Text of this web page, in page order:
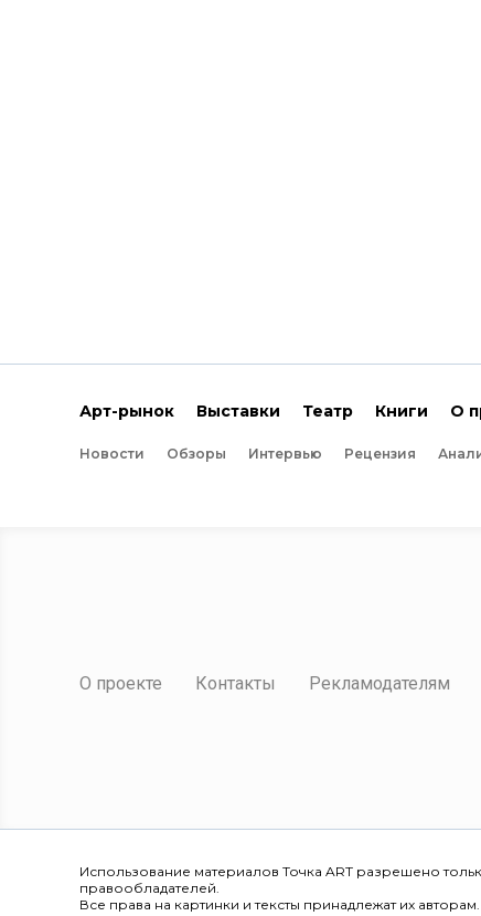
Арт-рынок Выставки Театр Книги О
Новости Обзоры Интервью Рецензия
О проекте Контакты Рекламодателям
Использование материалов Точка ART разрешено
правообладателей.
Все права на картинки и тексты принадлежат их авторам.